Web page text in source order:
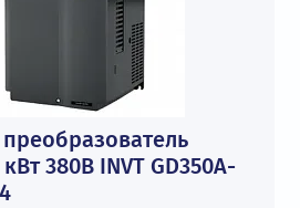
380В INVT GD350A-